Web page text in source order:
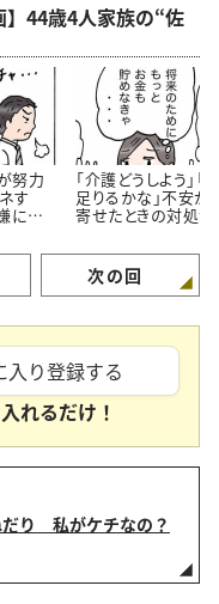
44歳4人家族の“佐
努力
す
に振
「介護どうしよう」「
足りるかな」不安が
寄せたときの対処
次の回
入り登録する
れるだけ！
り 私がケチなの？